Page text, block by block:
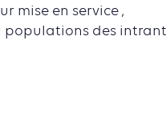
mise en service ,
populations des